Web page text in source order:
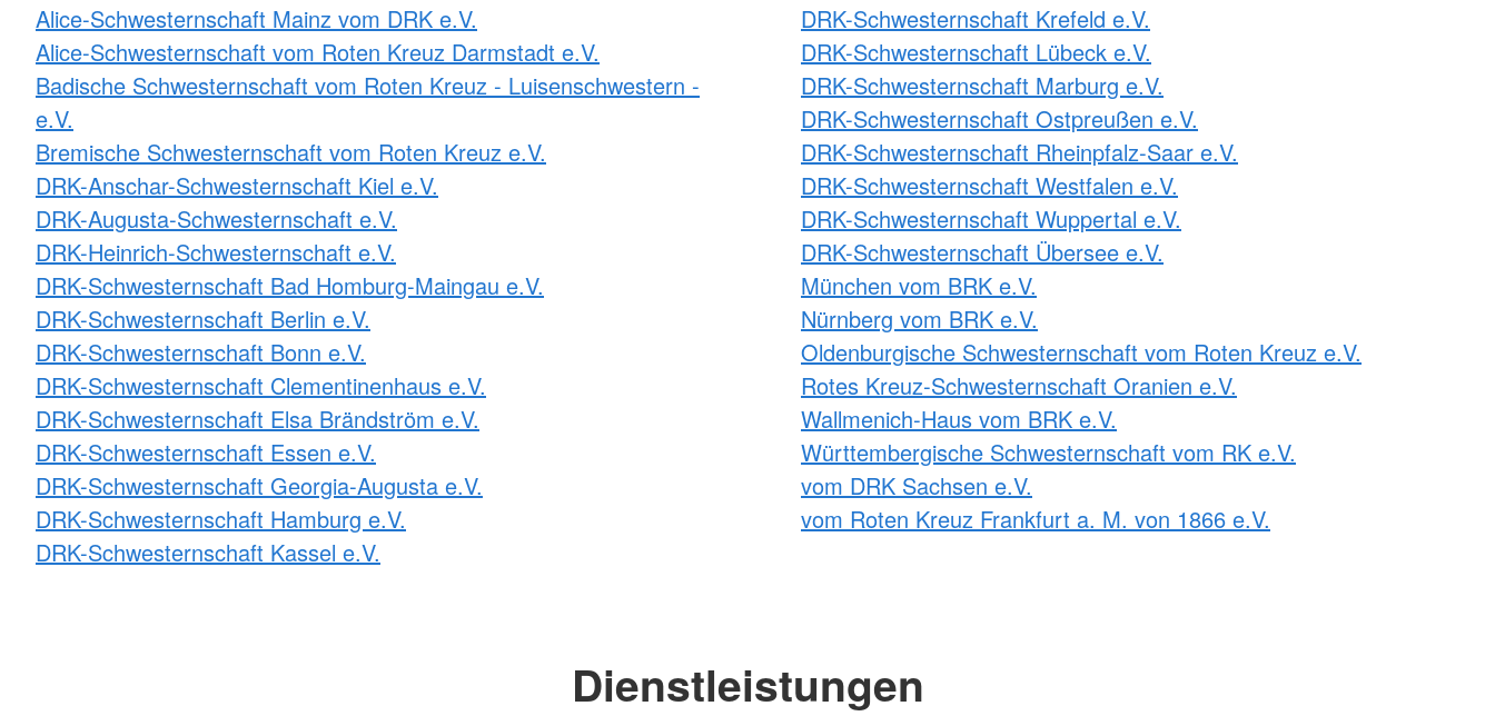
Alice-Schwesternschaft Mainz vom DRK e.V.
Alice-Schwesternschaft vom Roten Kreuz Darmstadt e.V.
Badische Schwesternschaft vom Roten Kreuz - Luisenschwestern -
e.V.
Bremische Schwesternschaft vom Roten Kreuz e.V.
DRK-Anschar-Schwesternschaft Kiel e.V.
DRK-Augusta-Schwesternschaft e.V.
DRK-Heinrich-Schwesternschaft e.V.
DRK-Schwesternschaft Bad Homburg-Maingau e.V.
DRK-Schwesternschaft Berlin e.V.
DRK-Schwesternschaft Bonn e.V.
DRK-Schwesternschaft Clementinenhaus e.V.
DRK-Schwesternschaft Elsa Brändström e.V.
DRK-Schwesternschaft Essen e.V.
DRK-Schwesternschaft Georgia-Augusta e.V.
DRK-Schwesternschaft Hamburg e.V.
DRK-Schwesternschaft Kassel e.V.
DRK-Schwesternschaft Krefeld e.V.
DRK-Schwesternschaft Lübeck e.V.
DRK-Schwesternschaft Marburg e.V.
DRK-Schwesternschaft Ostpreußen e.V.
DRK-Schwesternschaft Rheinpfalz-Saar e.V.
DRK-Schwesternschaft Westfalen e.V.
DRK-Schwesternschaft Wuppertal e.V.
DRK-Schwesternschaft Übersee e.V.
München vom BRK e.V.
Nürnberg vom BRK e.V.
Oldenburgische Schwesternschaft vom Roten Kreuz e.V.
Rotes Kreuz-Schwesternschaft Oranien e.V.
Wallmenich-Haus vom BRK e.V.
Württembergische Schwesternschaft vom RK e.V.
vom DRK Sachsen e.V.
vom Roten Kreuz Frankfurt a. M. von 1866 e.V.
Dienstleistungen